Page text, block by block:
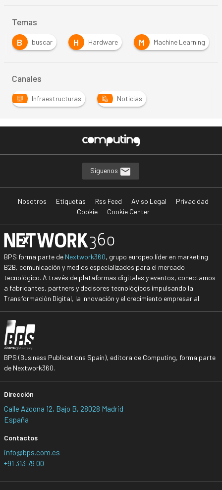
Temas
B
buscar H Hardware M Machine Learning
Canales
Infraestructuras Noticias
Síguenos
Nosotros Etiquetas Rss Feed Aviso Legal
Privacidad
Cookie
Cookie Center
BPS forma parte de Nextwork360, grupo europeo líder en marketing
B2B, comunicación y medios especializados para el mercado
tecnológico. A través de plataformas digitales y eventos, conectamos
a fabricantes, partners y decisores tecnológicos impulsando la
Transformación Digital, la Innovación y el crecimiento empresarial.
BPS (Business Publications Spain), editora de Computing, forma parte
de Nextwork360.
Dirección
Calle Azcona 12, Bajo B, 28028 Madrid
España
Contactos
info@bps.com.es
+91 313 79 00